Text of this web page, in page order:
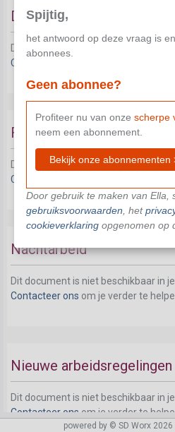
Deeltijdse arbeid
Dit document is niet beschikbaar in
Contacteer ons
Feestdagen en
Dit document is niet beschikbaar in
Contacteer ons
Nachtarbeid
Dit document is niet beschikbaar in
Contacteer ons om je verder te
Nieuwe arbeidsregelingen
Dit document is niet beschikbaar in
Contacteer ons om je verder te
powered by © SD Worx 2026
Spijtig,
het antwoord op deze vraag is
abonnees.
Geen abonnee?
Profiteer nu van onze scherpe
neem een abonnement.
Bekijk onze abonnementen
Door gebruik te maken van Ella,
gebruiksvoorwaarden , het
cookieverklaringopgenomen op